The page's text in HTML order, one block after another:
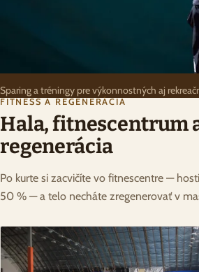
Sparing a tréningy pre výkonnostných aj
FITNESS A REGENERÁCIA
Hala, fitnescentrum
regenerácia
Po kurte si zacvičíte vo fitnescentre —
50 % — a telo necháte zregenerovať v